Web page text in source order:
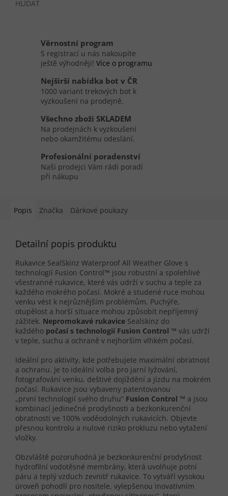
HLÍDAT
Věrnostní program
S registrací u nás nakoupíte
ještě výhodněji! Více o programu
Nejširší nabídka bot v ČR
1000 variant trekových bot k
vyzkoušení na prodejně.
Všechno zboží SKLADEM
Na prodejnách k vyzkoušení
nebo okamžitému odeslání.
Profesionální poradenství
Naši prodejci Vám rádi poradí
při nákupu
Popis Značka Dárkové poukazy
Detailní popis produktu
Rukavice SealSkinz Waterproof All Weather Glove s
technologií Fusion Control™ jsou robustní a spolehlivé
všestranné rukavice, které vás udrží v suchu a teple za
každého mokrého počasí. Mokré a studené ruce mohou
venku vést k nejrůznějším problémům. Puchýře,
otupělost a horší situace mohou způsobit nepříjemný
zážitek. Nepromokavé rukavice Sealskinz do
každého počasí s technologií Fusion Control ™ vás udrží
v teple, suchu a ochraně v nejhorším vlhkém počasí.
Ideální pro aktivity, kde potřebujete maximální obratnost
a ochranu. Je to ideální volba pro jarní lyžování,
fotografování venku, deštivé dojíždění a jízdu na mokrém
počasí. Rukavice jsou vybaveny patentovanou
„první technologií svého druhu“ Fusion Control ™ a jsou
kombinací jedinečné prodyšnosti a bezkonkurenční
obratnosti ve 100% voděodolných rukavicích. Objevte
přesnou kontrolu a nulové riziko prokluzu nebo vytažení
vložky.
Obzvláště pozoruhodná je bezkonkurenční prodyšnost
hydrofilní vodotěsné membrány, která uvolňuje potní
páru a teplý vzduch zevnitř rukavice. To vytváří vysokou
úroveň pohodlí pro nositele, vylepšenou inovativním